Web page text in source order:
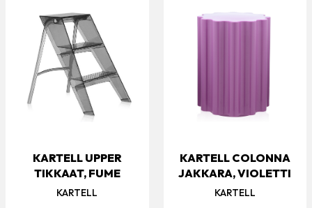
KARTELL UPPER
TIKKAAT, FUME
KARTELL
KARTELL COLONNA
JAKKARA, VIOLETTI
KARTELL